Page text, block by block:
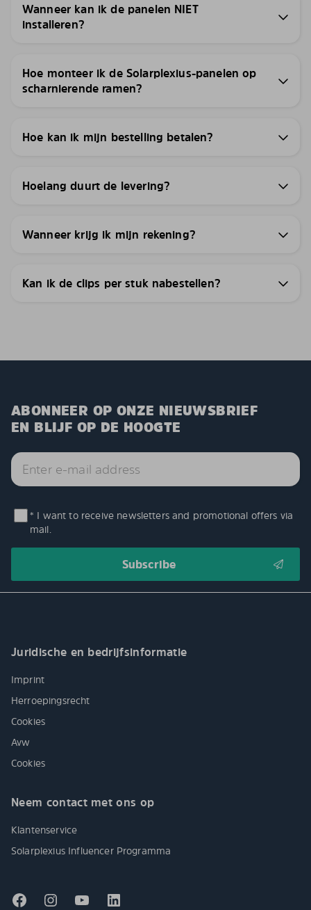
Wanneer kan ik de panelen NIET
installeren?
Hoe monteer ik de Solarplexius-panelen op
scharnierende ramen?
Hoe kan ik mijn bestelling betalen?
Hoelang duurt de levering?
Wanneer krijg ik mijn rekening?
Kan ik de clips per stuk nabestellen?
ABONNEER OP ONZE NIEUWSBRIEF
EN BLIJF OP DE HOOGTE
* I want to receive newsletters and promotional offers via
mail.
Juridische en bedrijfsinformatie
Imprint
Herroepingsrecht
Cookies
Avw
Cookies
Neem contact met ons op
Klantenservice
Solarplexius Influencer Programma